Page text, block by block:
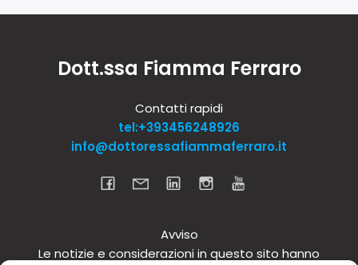
Dott.ssa Fiamma Ferraro
Contatti rapidi
tel:+393456248926
info@dottoressafiammaferraro.it
Avviso
Le notizie e considerazioni in questo sito hanno